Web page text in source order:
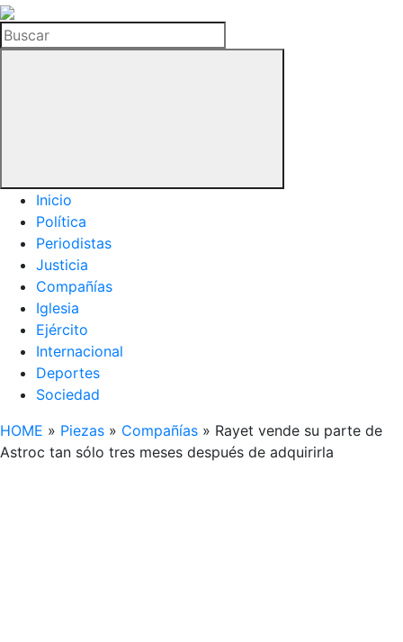
La
Hemeroteca
del
Buscar
Inicio
Política
Periodistas
Justicia
Compañías
Iglesia
Ejército
Internacional
Deportes
Sociedad
HOME » Piezas » Compañías » Rayet vende su parte de
Astroc tan sólo tres meses después de adquirirla